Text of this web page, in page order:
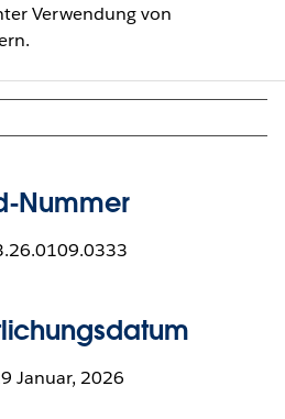
Verwendung von
Nummer
Januar, 2026